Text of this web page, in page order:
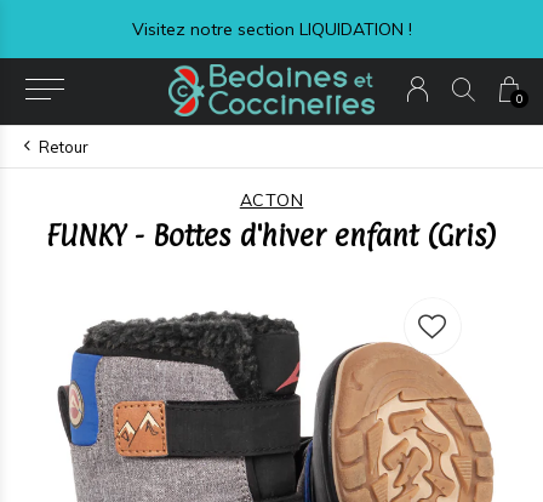
0
Visitez notre section LIQUIDATION !
Retour
ACTON
FUNKY - Bottes d'hiver enfant (Gris)